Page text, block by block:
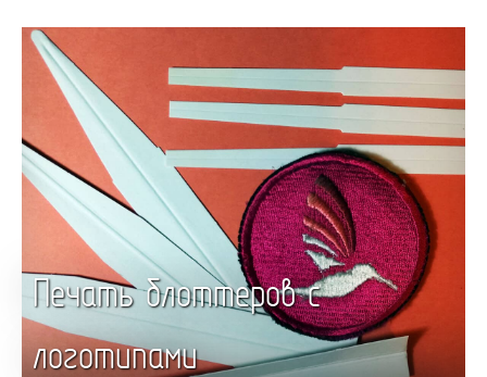
Печать блоттеров с
логотипами